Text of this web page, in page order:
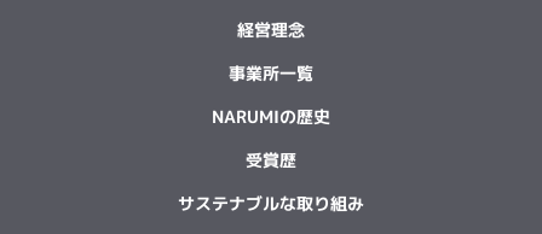
経営理念
事業所一覧
NARUMIの歴史
受賞歴
サステナブルな取り組み